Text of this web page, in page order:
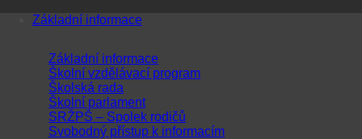
PřeskočitZákladní informace
Základní informace
Školní vzdělávací program
Školská rada
Školní parlament
SRŽPŠ – Spolek rodičů
Svobodný přístup k informacím